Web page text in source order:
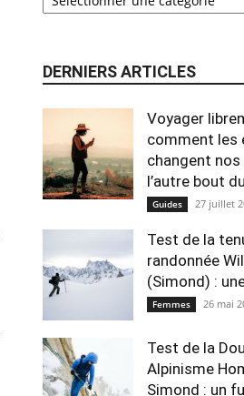
DERNIERS ARTICLES
Voyager
comment les
changent
l’autre bout
Guides 27 juillet
Test de la
randonnée
(Simond) :
Femmes 26 mai
Test de la
Alpinisme
Simond : un